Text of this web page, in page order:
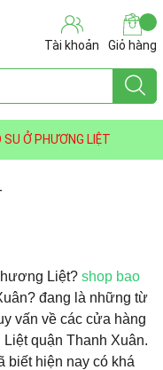
Tài khoản Giỏ hàng
Ở PHƯƠNG LIỆT
Liệt? shop bao
đang là những từ
vấn về các cửa hàng
quận Thanh Xuân.
biết hiện nay có khá